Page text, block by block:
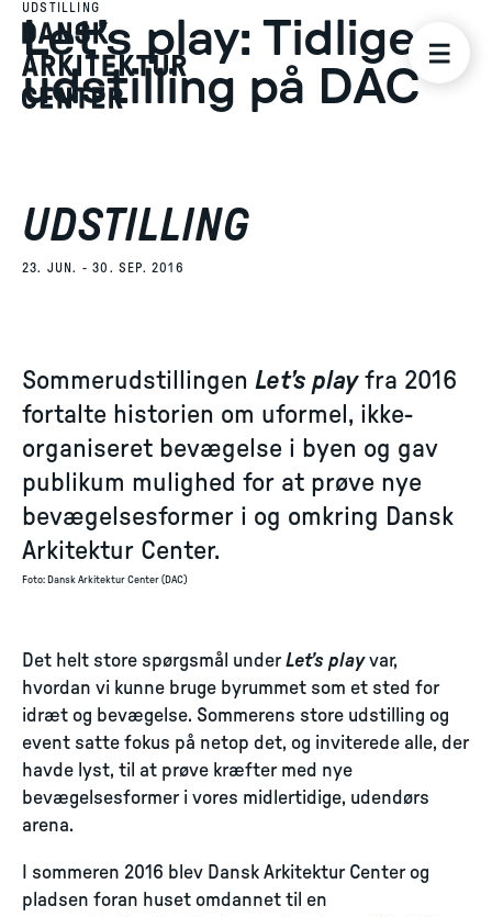
UDSTILLING
Let’s play: Tidligere
udstilling på DAC
UDSTILLING
23. JUN. - 30. SEP. 2016
Sommerudstillingen Let’s playfra 2016
fortalte historien om uformel, ikke-
organiseret bevægelse i byen og gav
publikum mulighed for at prøve nye
bevægelsesformer i og omkring Dansk
Arkitektur Center.
Foto: Dansk Arkitektur Center (DAC)
Det helt store spørgsmål underLet’s playvar,
hvordan vi kunne bruge byrummet som et sted for
idræt og bevægelse. Sommerens store udstilling og
event satte fokus på netop det, og inviterede alle, der
havde lyst, til at prøve kræfter med nye
bevægelsesformer i vores midlertidige, udendørs
arena.
I sommeren 2016 blev Dansk Arkitektur Center og
pladsen foran huset omdannet til en